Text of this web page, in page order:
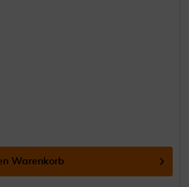
Warenkorb